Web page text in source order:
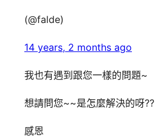
(@falde)
14 years, 2 months ago
我也有遇到跟您一樣的問題~
想請問您~~是怎麼解決的呀??
感恩